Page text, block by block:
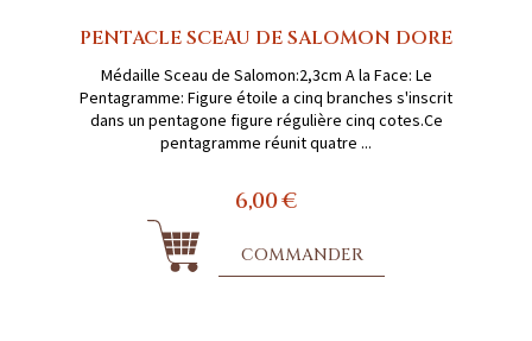
PENTACLE SCEAU DE SALOMON DORE
Médaille Sceau de Salomon:2,3cm A la Face: Le
Pentagramme: Figure étoile a cinq branches s'inscrit
dans un pentagone figure régulière cinq cotes.Ce
pentagramme réunit quatre ...
6,00 €
COMMANDER